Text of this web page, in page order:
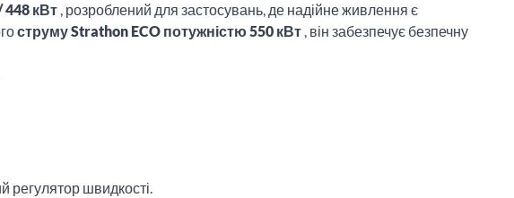
448 кВт , розроблений для застосувань, де надійне живлення є
струму Strathon ECO потужністю 550 кВт , він забезпечує безпечну
регулятор швидкості.